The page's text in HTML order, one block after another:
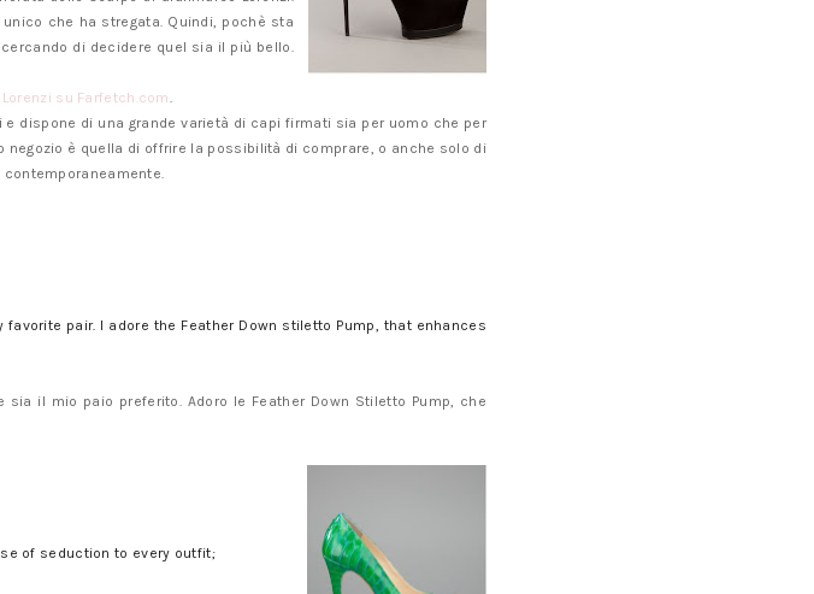
che ha stregata. Quindi, pochè sta
di decidere quel sia il più bello.
su Farfetch.com.
dispone di una grande varietà di capi firmati sia per uomo che per
negozio è quella di offrire la possibilità di comprare, o anche solo di
favorite pair. I adore the Feather Down stiletto Pump, that enhances
sia il mio paio preferito. Adoro le Feather Down Stiletto Pump, che
of seduction to every outfit;